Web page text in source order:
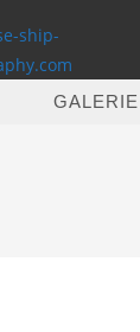
GALERIE